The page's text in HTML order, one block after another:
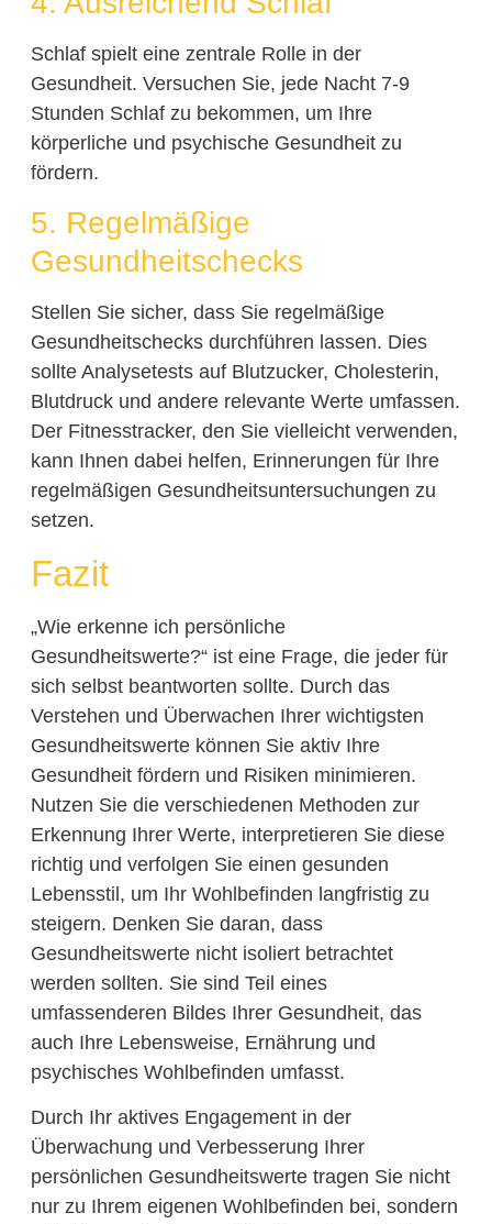
Schlaf spielt eine zentrale Rolle in der
Gesundheit. Versuchen Sie, jede Nacht 7-9
Stunden Schlaf zu bekommen, um Ihre
körperliche und psychische Gesundheit zu
fördern.
5. Regelmäßige
Gesundheitschecks
Stellen Sie sicher, dass Sie regelmäßige
Gesundheitschecks durchführen lassen. Dies
sollte Analysetests auf Blutzucker, Cholesterin,
Blutdruck und andere relevante Werte umfassen.
Der Fitnesstracker, den Sie vielleicht verwenden,
kann Ihnen dabei helfen, Erinnerungen für Ihre
regelmäßigen Gesundheitsuntersuchungen zu
setzen.
Fazit
„Wie erkenne ich persönliche
Gesundheitswerte?“ ist eine Frage, die jeder für
sich selbst beantworten sollte. Durch das
Verstehen und Überwachen Ihrer wichtigsten
Gesundheitswerte können Sie aktiv Ihre
Gesundheit fördern und Risiken minimieren.
Nutzen Sie die verschiedenen Methoden zur
Erkennung Ihrer Werte, interpretieren Sie diese
richtig und verfolgen Sie einen gesunden
Lebensstil, um Ihr Wohlbefinden langfristig zu
steigern. Denken Sie daran, dass
Gesundheitswerte nicht isoliert betrachtet
werden sollten. Sie sind Teil eines
umfassenderen Bildes Ihrer Gesundheit, das
auch Ihre Lebensweise, Ernährung und
psychisches Wohlbefinden umfasst.
Durch Ihr aktives Engagement in der
Überwachung und Verbesserung Ihrer
persönlichen Gesundheitswerte tragen Sie nicht
nur zu Ihrem eigenen Wohlbefinden bei, sondern